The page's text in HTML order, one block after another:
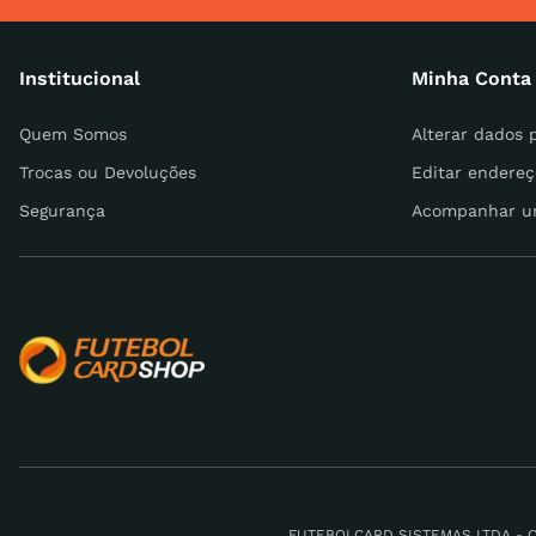
Escreva uma avaliação
Institucional
Quem Somos
Trocas ou Devoluções
Segurança
Minha Conta
Alterar dados
Editar
Acompanhar